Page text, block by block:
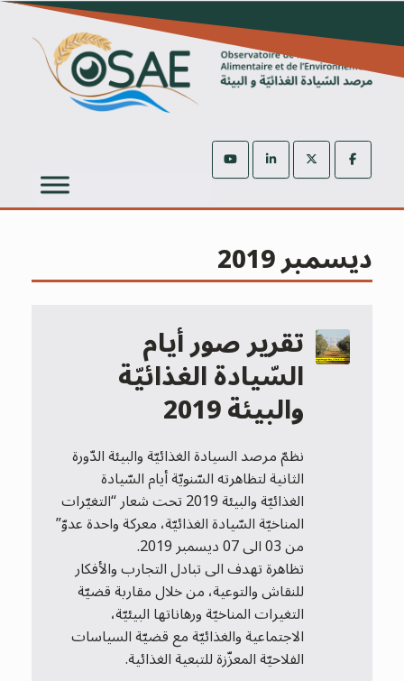
Skip
content
ديسمبر 2019
تقرير صور أيام
السّيادة الغذائيّة
والبيئة 2019
نظمّ مرصد السيادة الغذائيّة والبيئة الدّورة
الثانية لتظاهرته السّنويّة أيام السّيادة
الغذائيّة والبيئة 2019 تحت شعار “التغيّرات
المناخيّة السّيادة الغذائيّة، معركة واحدة عدوّ”
من 03 الى 07 ديسمبر 2019.
تظاهرة تهدف الى تبادل التجارب والأفكار
للنقاش والتوعية، من خلال مقاربة قضيّة
التغيرات المناخيّة ورهاناتها البيئيّة،
الاجتماعية والغذائيّة مع قضيّة السياسات
الفلاحيّة المعزّزة للتبعية الغذائية.